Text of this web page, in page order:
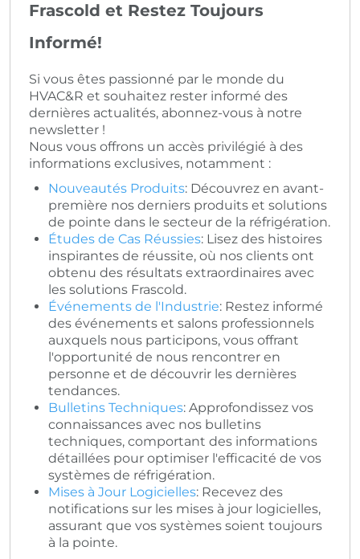
Frascold et Restez Toujours
Informé!
Si vous êtes passionné par le monde du
HVAC&R et souhaitez rester informé des
dernières actualités, abonnez-vous à notre
newsletter !
Nous vous offrons un accès privilégié à des
informations exclusives, notamment :
Nouveautés Produits: Découvrez en avant-
première nos derniers produits et solutions
de pointe dans le secteur de la réfrigération.
Études de Cas Réussies: Lisez des histoires
inspirantes de réussite, où nos clients ont
obtenu des résultats extraordinaires avec
les solutions Frascold.
Événements de l'Industrie: Restez informé
des événements et salons professionnels
auxquels nous participons, vous offrant
l'opportunité de nous rencontrer en
personne et de découvrir les dernières
tendances.
Bulletins Techniques: Approfondissez vos
connaissances avec nos bulletins
techniques, comportant des informations
détaillées pour optimiser l'efficacité de vos
systèmes de réfrigération.
Mises à Jour Logicielles: Recevez des
notifications sur les mises à jour logicielles,
assurant que vos systèmes soient toujours
à la pointe.